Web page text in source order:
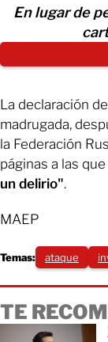
En lugar de
La declaración
madrugada,
la Federación
páginas a las
un delirio".
MAEP
Temas: ataque
TE